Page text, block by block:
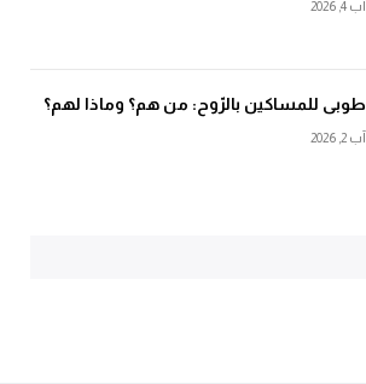
آب 4, 2026
طوبى للمساكين بالرّوح: من هم؟ وماذا لهم؟
آب 2, 2026